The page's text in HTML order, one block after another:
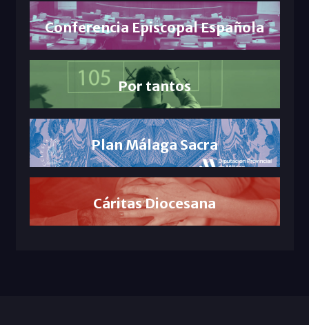
Conferencia Episcopal Española
Por tantos
Plan Málaga Sacra
Cáritas Diocesana